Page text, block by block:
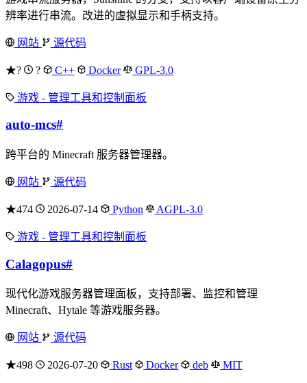
辨率进行串流。改进的虚拟显示和手柄支持。
网站 源代码
★? ? C++ Docker GPL-3.0
游戏 - 管理工具和控制面板
auto-mcs#
跨平台的 Minecraft 服务器管理器。
网站 源代码
★474 2026-07-14 Python AGPL-3.0
游戏 - 管理工具和控制面板
Calagopus#
现代化游戏服务器管理面板，支持部署、监控和管理
Minecraft、Hytale 等游戏服务器。
网站 源代码
★498 2026-07-20 Rust Docker deb MIT